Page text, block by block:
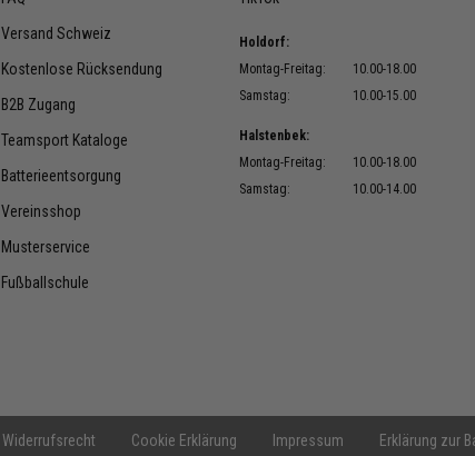
Versand Schweiz
Kostenlose Rücksendung
B2B Zugang
Teamsport Kataloge
Batterieentsorgung
Vereinsshop
Musterservice
Fußballschule
Holdorf:
Montag-Freitag:
10.00-18.00
Samstag:
10.00-15.00
Halstenbek:
Montag-Freitag:
10.00-18.00
Samstag:
10.00-14.00
Widerrufsrecht Cookie Erklärung Impressum Erklärung zur